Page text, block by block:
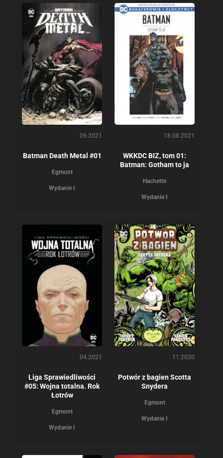
09.2021
Batman Death Metal #01
Egmont
Wydanie I
18.08.2021
WKKDC BIZ, tom 01:
Batman: Gotham to ja
Hachette
Wydanie I
04.2021
Liga Sprawiedliwości
#05: Wojna totalna. Rok
Łotrów
Egmont
Wydanie I
11.2020
Potwór z bagien Scotta
Snydera
Egmont
Wydanie I